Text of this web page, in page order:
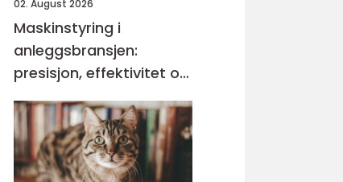
02. August 2026
Maskinstyring i
anleggsbransjen:
presisjon, effektivitet og
bedre dokumentasjon